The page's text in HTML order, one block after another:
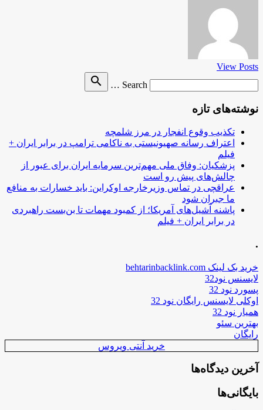
View Posts
Search …
search
نوشته‌های تازه
تکذیب وقوع انفجار در مرز شلمچه
اعتراف رسانه صهیونیستی به ناکامی ترامپ در برابر ایران +
فیلم
پزشکیان: وفاق ملی مهم‌ترین سرمایه ایران برای عبور از
چالش‌های پیش رو است
عراقچی در تماس وزیرخارجه اوکراین: باید خسارات به منافع
ما جبران شود
پاشنه آشیل‌های آمریکا؛ از کمبود مهمات تا بن‌بست راهبردی
در برابر ایران + فیلم
.
خرید بک لینک behtarinbacklink.com
لایسنس نود32
پسورد نود 32
اوکلی لایسنس رایگان نود 32
همیار نود 32
بهترین سئو
رایگان
خرید آنتی ویروس
آخرین دیدگاه‌ها
بایگانی‌ها